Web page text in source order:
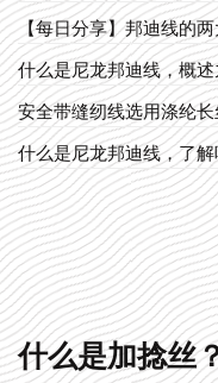
【每日分享】邦迪线的
什么是尼龙邦迪线，概
安全带缝纫线选用涤纶
什么是尼龙邦迪线，了
什么是加捻丝